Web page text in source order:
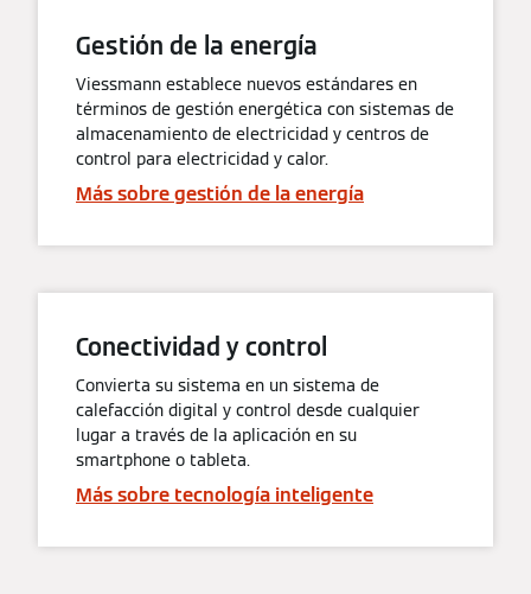
Gestión de la energía
Viessmann establece nuevos estándares en
términos de gestión energética con sistemas de
almacenamiento de electricidad y centros de
control para electricidad y calor.
Más sobre gestión de la energía
Conectividad y control
Convierta su sistema en un sistema de
calefacción digital y control desde cualquier
lugar a través de la aplicación en su
smartphone o tableta.
Más sobre tecnología inteligente